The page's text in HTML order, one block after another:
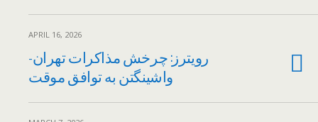
APRIL 16, 2026
رویترز: چرخش مذاکرات تهران-
واشینگتن به توافق موقت